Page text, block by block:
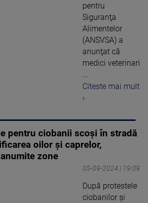
pentru
Siguranţa
Alimentelor
(ANSVSA) a
anunţat că
medici veterinari
Citeste mai mult
›
pentru ciobanii scoși în stradă
oilor și caprelor,
zone
05-09-2024 | 19:09
După protestele
ciobanilor și